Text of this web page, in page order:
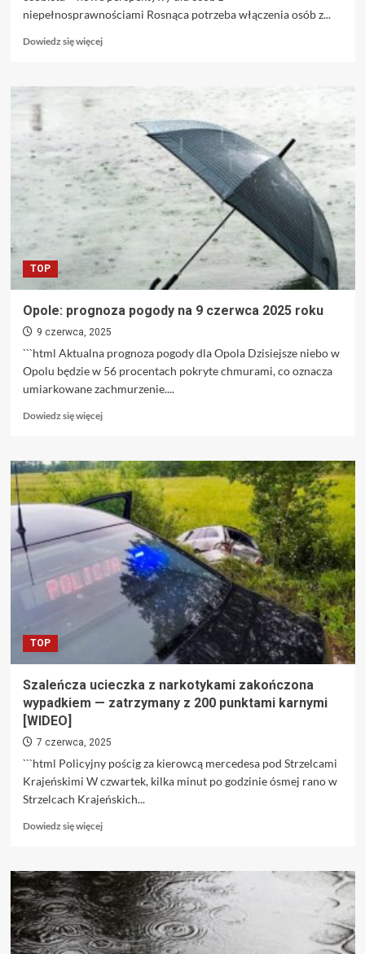
niepełnosprawnościami Rosnąca potrzeba włączenia osób z...
Dowiedz się więcejDowiedz
Zniesienie
rentowej
i
wprowadzenie
asysty
osobistej
sposobem
wzrost
zatrudnienia
niepełnosprawnościami
TOP
Opole: prognoza pogody na 9 czerwca 2025 roku
9 czerwca, 2025
```html Aktualna prognoza pogody dla Opola Dzisiejsze niebo w
Opolu będzie w 56 procentach pokryte chmurami, co oznacza
umiarkowane zachmurzenie....
Dowiedz się więcejDowiedz
o
Opole:
prognoza
pogody
na
9
czerwca
2025
roku
TOP
Szaleńcza ucieczka z narkotykami zakończona
wypadkiem — zatrzymany z 200 punktami karnymi
[WIDEO]
7 czerwca, 2025
```html Policyjny pościg za kierowcą mercedesa pod Strzelcami
Krajeńskimi W czwartek, kilka minut po godzinie ósmej rano w
Strzelcach Krajeńskich...
Dowiedz się więcejDowiedz
o
Szaleńcza
ucieczka
z
narkotykami
zakończona